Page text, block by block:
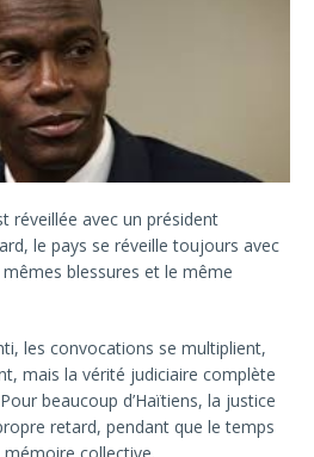
réveillée avec un président
le pays se réveille toujours avec
blessures et le même
les convocations se multiplient,
mais la vérité judiciaire complète
beaucoup d’Haïtiens, la justice
retard, pendant que le temps